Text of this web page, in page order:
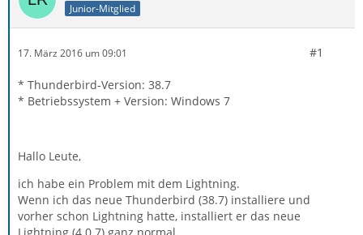
Junior-Mitglied
17. März 2016 um 09:01 #1
* Thunderbird-Version: 38.7
* Betriebssystem + Version: Windows 7
Hallo Leute,
ich habe ein Problem mit dem Lightning.
Wenn ich das neue Thunderbird (38.7) installiere und
vorher schon Lightning hatte, installiert er das neue